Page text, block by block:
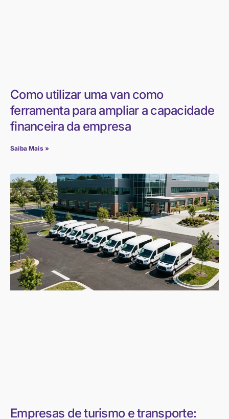
Como utilizar uma van como
ferramenta para ampliar a capacidade
financeira da empresa
Saiba Mais »
Empresas de turismo e transporte: